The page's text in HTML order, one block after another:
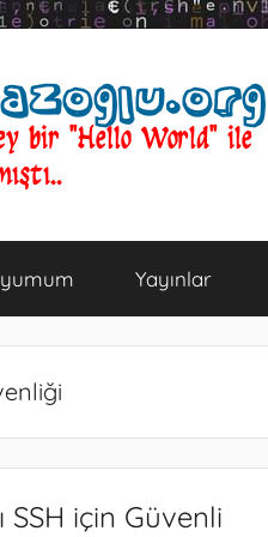
Yayınlar
SSH için Güvenli